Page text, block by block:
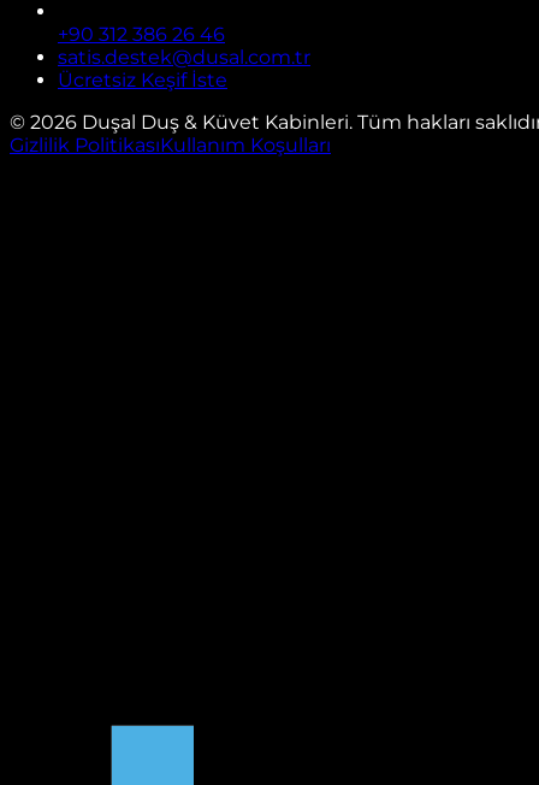
+90 312 386 26 46
satis.destek@dusal.com.tr
Ücretsiz Keşif İste
© 2026 Duşal Duş & Küvet Kabinleri. Tüm hakları
Gizlilik PolitikasıKullanım Koşulları